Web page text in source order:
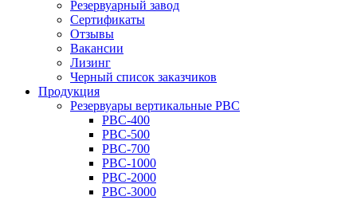
Резервуарный завод
Сертификаты
Отзывы
Вакансии
Лизинг
Черный список заказчиков
Продукция
Резервуары вертикальные РВС
РВС-400
РВС-500
РВС-700
РВС-1000
РВС-2000
РВС-3000